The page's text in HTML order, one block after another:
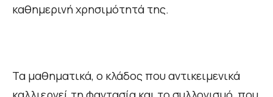
καθημερινή χρησιμότητά της.
Τα μαθηματικά, ο κλάδος που αντικειμενικά